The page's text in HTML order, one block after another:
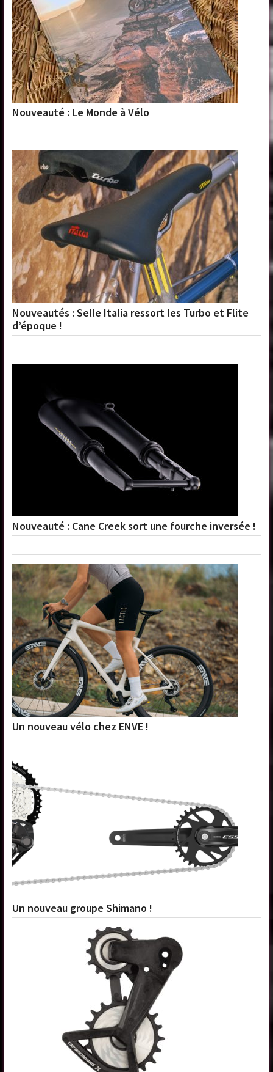
Nouveauté : Le Monde à Vélo
Nouveautés : Selle Italia ressort les Turbo et Flite
d’époque !
Nouveauté : Cane Creek sort une fourche inversée !
Un nouveau vélo chez ENVE !
Un nouveau groupe Shimano !